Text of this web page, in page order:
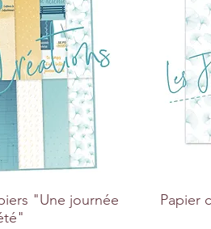
"Une journée
Papier